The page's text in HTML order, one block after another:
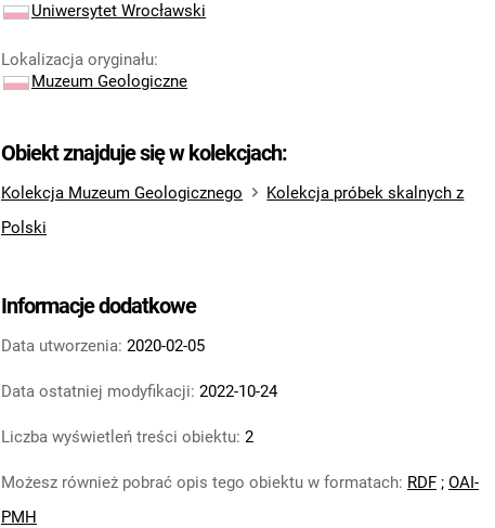
Uniwersytet Wrocławski
Lokalizacja oryginału:
Muzeum Geologiczne
Obiekt znajduje się w kolekcjach:
Kolekcja Muzeum Geologicznego
Kolekcja próbek skalnych z
Polski
Informacje dodatkowe
Data utworzenia: 2020-02-05
Data ostatniej modyfikacji: 2022-10-24
Liczba wyświetleń treści obiektu: 2
Możesz również pobrać opis tego obiektu w formatach: RDF ; OAI-
PMH